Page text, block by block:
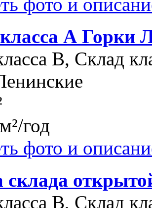
фото и
А Горки
B, Склад
год
фото и
склада
B, Склад